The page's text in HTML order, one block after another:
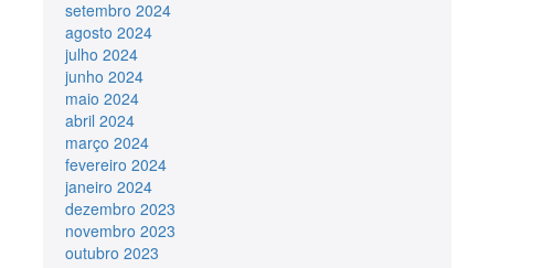
setembro 2024
agosto 2024
julho 2024
junho 2024
maio 2024
abril 2024
março 2024
fevereiro 2024
janeiro 2024
dezembro 2023
novembro 2023
outubro 2023